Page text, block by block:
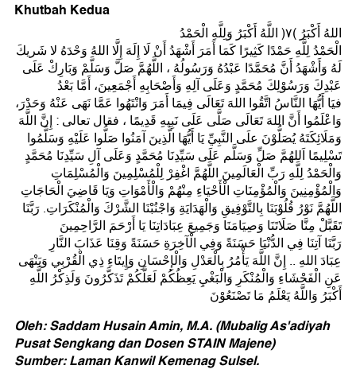
Khutbah Kedua
اللهُ أَكْبَرُ (۷) اللَّهُ أَكْبَرُ وَلِلَّهِ الْحَمْدُ
الْحَمْدُ لِلَّهِ حَمْدًا كَثِيرًا كَمَا أَمَرَ أَشْهَدُ أَنْ لَا إِلَهَ إِلَّا اللهُ وَحْدَهُ لا شَريكَ
لَهُ وَأَشْهَدُ أَنَّ مُحَمَّدًا عَبْدُهُ وَرَسُولُهُ ، اللَّهُمَّ صَلَّ وَسَلَّمْ وَبَارِكْ عَلَى
عَبْدِكَ وَرَسُوْلِكَ مُحَمَّدٍ وَعَلَى آلِهِ وَأَصْحَابِهِ أَجْمَعِينَ، أَمَّا بَعْدُ
فيَا أَيُّهَا النَّاسُ اتَّقُوا اللهَ تَعَالَى فِيمَا أَمَرَ وَانْتَهُوا عَمَّا نَهَى عَنْهُ وَحَدْرَ،
وَاعْلَمُوا أَنَّ اللهَ تَعَالَى صَلَّى عَلَى نَبِيهِ قَدِيمًا ، فقال تعالى : إِنَّ اللَّهَ
وَمَلَائِكَتَهُ يُصَلُّوْنَ علَى النَّبِيِّ يَا أَيُّهَا الَّذِينَ آمَنُوا صَلُّوا عَلَيْهِ وَسَلَّمُوا
تَسْلِيمًا اَللهُمَّ صَلِّ وَسَلَّم عَلَى سَيِّدِنَا مُحَمَّدٍ وَعَلَى آلِ سَيِّدِنَا مُحَمَّدٍ
وَالْحَمْدُ لِلَّهِ رَبِّ الْعَالَمِينَ اللَّهُمَّ اغْفِرْ لِلْمُسْلِمِينَ وَالْمُسْلِمَاتِ
وَالْمُؤْمِنِينَ وَالْمُؤْمِنَاتِ الْأَحْيَاءِ مِنْهُمْ وَالْأَمْوَاتِ وَيَا قَاضِيَ الْحَاجَاتِ
اللَّهُمَّ نَوْرُ قُلُوْبَنَا بِالتَّوْفِيقِ وَالْهَدَايَةِ وَاجْنُبْنَا الشَّرْكَ وَالْمُنْكَرَاتِ. رَبَّنَا
تَقَبَّلْ مِنَّا صَلَاتَنَا وَصِيَامَنَا وَجَمِيعَ عِبَادَاتِنَا يَا أَرْحَمَ الرَّاحِمِينَ
رَبَّنَا آتِنَا فِي الدُّنْيَا حَسَنَةً وَفِي الْآخِرَةِ حَسَنَةً وَقِنَا عَذَابَ النَّارِ
عِبَادَ اللهِ .. إِنَّ اللَّهَ يَأْمُرُ بِالْعَدْلِ وَالْإِحْسَانِ وَإِيتَاءِ ذِي الْقُرْبِي وَيَنْهَى
عَنِ الْفَحْشَاءِ وَالْمُنْكَرِ وَالْبَغْيِ يَعِظُكُمْ لَعَلَّكُمْ تَذَكَّرُونَ وَلَذِكْرُ اللَّهِ
أَكْبَرُ وَاللَّهُ يَعْلَمُ مَا تَصْنَعُوْنَ
Oleh: Saddam Husain Amin, M.A. (Mubalig As'adiyah
Pusat Sengkang dan Dosen STAIN Majene)
Sumber: Laman Kanwil Kemenag Sulsel.